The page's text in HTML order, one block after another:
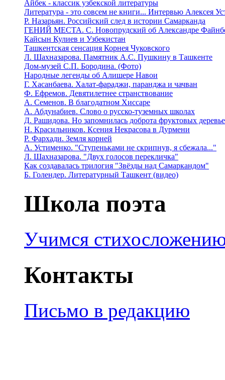
Айбек - классик узбекской литературы
Литература - это совсем не книги... Интервью Алексея
Р. Назарьян. Российский след в истории Самарканда
ГЕНИЙ МЕСТА. C. Новопрудский об Александре
Кайсын Кулиев и Узбекистан
Ташкентская сенсация Корнея Чуковского
Л. Шахназарова. Памятник А.С. Пушкину в Ташкенте
Дом-музей С.П. Бородина. (Фото)
Народные легенды об Алишере Навои
Г. Хасанбаева. Халат-фараджи, паранджа и чачван
Ф. Ефремов. Девятилетнее странствование
А. Семенов. В благодатном Хиссаре
А. Абдунабиев. Слово о русско-туземных школах
Д. Рашидова. Но запомнилась доброта фруктовых
Н. Красильников. Ксения Некрасова в Дурмени
Р. Фархади. Земля корней
А. Устименко. "Ступеньками не скрипнув, я сбежала..."
Л. Шахназарова. "Двух голосов перекличка"
Как создавалась трилогия "Звёзды над Самаркандом"
Б. Голендер. Литературный Ташкент (видео)
Школа поэта
Учимся
Контакты
Письмо в редакцию